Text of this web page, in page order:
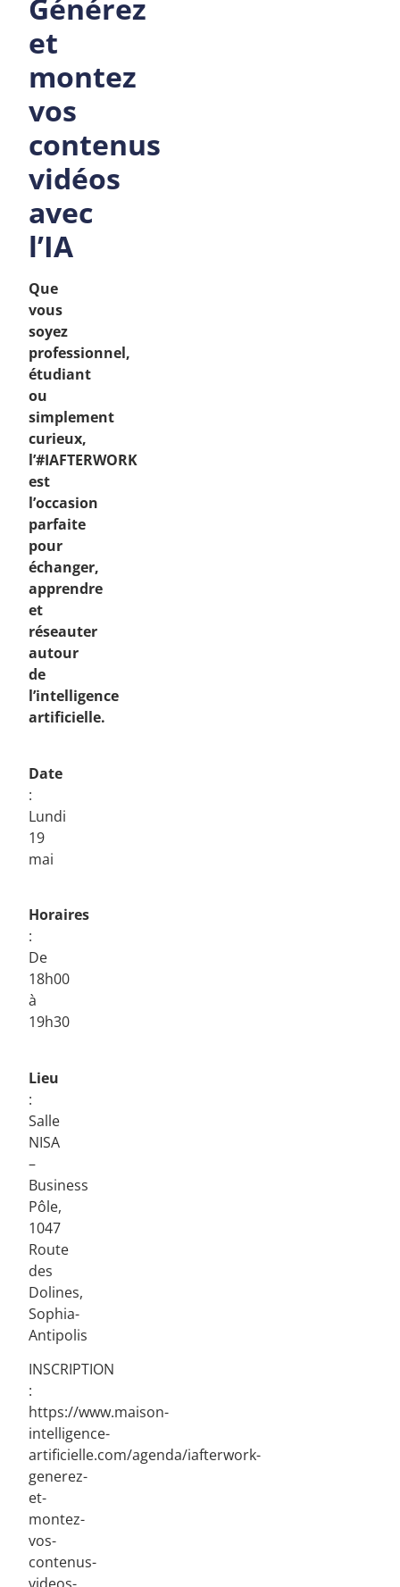
Générez
et
montez
vos
contenus
vidéos
avec
l’IA
Que
vous
soyez
professionnel,
étudiant
ou
simplement
curieux,
l’#IAFTERWORK
est
l’occasion
parfaite
pour
échanger,
apprendre
et
réseauter
autour
de
l’intelligence
artificielle.
Date
:
Lundi
19
mai
Horaires
:
De
18h00
à
19h30
Lieu
:
Salle
NISA
–
Business
Pôle,
1047
Route
des
Dolines,
Sophia-
Antipolis
INSCRIPTION
:
https://www.maison-
intelligence-
artificielle.com/agenda/iafterwork-
generez-
et-
montez-
vos-
contenus-